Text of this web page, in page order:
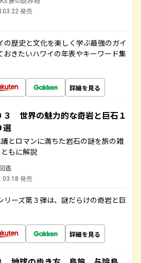
発売
の歴史と文化を楽しく学ぶ最強のガイ
おきたいハワイの年表やキーワード集
詳細を見る
３ 世界の魅力的な奇岩と巨石１
選
とロマンに満ちた岩石の謎を旅の雑
もに解説
鑑
発売
リーズ第３弾は、謎だらけの奇岩と巨
詳細を見る